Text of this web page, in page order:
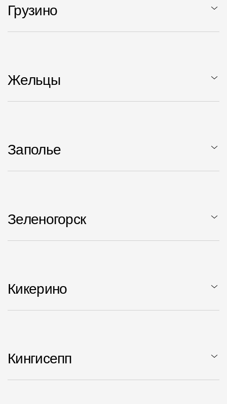
Грузино
Жельцы
Заполье
Зеленогорск
Кикерино
Кингисепп